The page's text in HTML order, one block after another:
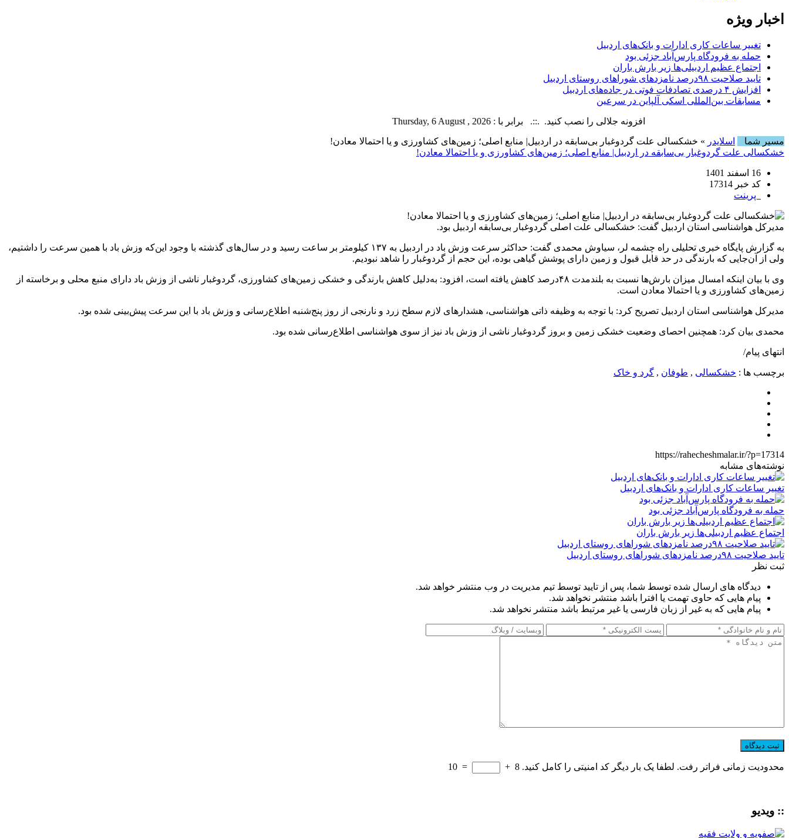
اخبار ویژه
تغییر ساعات کاری ادارات و بانک‌های اردبیل
حمله به فرودگاه پارس‌‌آباد جزئی بود
اجتماع عظیم اردبیلی‌ها زیر بارش باران
تایید صلاحیت ۹۸درصد نامزدهای شوراهای روستای اردبیل
افزایش ۴ درصدی تصادفات فوتی در جاده‌های اردبیل
مسابقات بین‌المللی اسکی آلپاین در سرعین
افزونه جلالی را نصب کنید. .::. برابر با : Thursday, 6 August , 2026
مسیر شما
اسلایدر » خشکسالی علت گردوغبار بی‌سابقه در اردبیل| منابع اصلی؛ زمین‌های کشاورزی و یا احتمالا معادن!
خشکسالی علت گردوغبار بی‌سابقه در اردبیل| منابع اصلی؛ زمین‌های کشاورزی و یا احتمالا معادن!
16 اسفند 1401
کد خبر 17314
پرینت
مدیرکل هواشناسی استان اردبیل گفت: خشکسالی علت اصلی گردوغبار بی‌سابقه اردبیل بود.
به گزارش پایگاه خبری تحلیلی راه چشمه لر، سیاوش محمدی گفت: حداکثر سرعت وزش باد در اردبیل به ۱۳۷ کیلومتر بر ساعت رسید و در سال‌های گذشته با وجود این‌که وزش باد با همین سرعت را داشتیم،
ولی از آن‌جایی که بارندگی در حد قابل قبول و زمین دارای پوشش گیاهی بوده، این حجم از گردوغبار را شاهد نبودیم.
وی با بیان اینکه امسال میزان بارش‌ها نسبت به بلندمدت ۴۸درصد کاهش یافته است، افزود: به‌دلیل کاهش بارندگی و خشکی زمین‌های کشاورزی، گردوغبار ناشی از وزش باد دارای منبع محلی و برخاسته از
زمین‌های کشاورزی و یا احتمالا معادن است.
مدیرکل هواشناسی استان اردبیل تصریح کرد: با توجه به وظیفه ذاتی هواشناسی، هشدارهای لازم سطح زرد و نارنجی از روز پنج‌شنبه اطلاع‌رسانی و وزش باد با این سرعت پیش‌بینی شده بود.
محمدی بیان کرد: همچنین احصای وضعیت خشکی زمین و بروز گردوغبار ناشی از وزش باد نیز از سوی هواشناسی اطلاع‌رسانی شده بود.
انتهای پیام/
برچسب ها : خشکسالی , طوفان , گرد و خاک
https://rahecheshmalar.ir/?p=17314
نوشته‌های مشابه
تغییر ساعات کاری ادارات و بانک‌های اردبیل
حمله به فرودگاه پارس‌‌آباد جزئی بود
اجتماع عظیم اردبیلی‌ها زیر بارش باران
تایید صلاحیت ۹۸درصد نامزدهای شوراهای روستای اردبیل
ثبت نظر
دیدگاه های ارسال شده توسط شما، پس از تایید توسط تیم مدیریت در وب منتشر خواهد شد.
پیام هایی که حاوی تهمت یا افترا باشد منتشر نخواهد شد.
پیام هایی که به غیر از زبان فارسی یا غیر مرتبط باشد منتشر نخواهد شد.
محدودیت زمانی فراتر رفت. لطفا یک بار دیگر کد امنیتی را کامل کنید. 8
+
=
10
:: ویدیو